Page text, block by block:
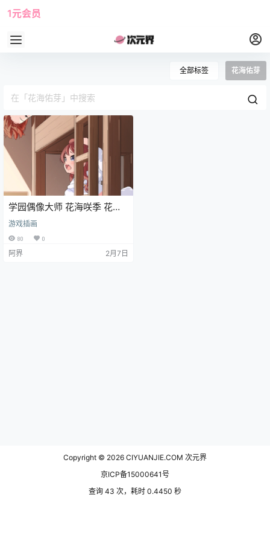
1元会员
全部标签 花海佑芽
学园偶像大师 花海咲季 花海
佑芽 花海姉妹 游戏壁纸 手机
游戏插画
80 0
阿界 2月7日
Copyright © 2026 CIYUANJIE.COM 次元界
京ICP备15000641号
查询 43 次，耗时 0.4450 秒